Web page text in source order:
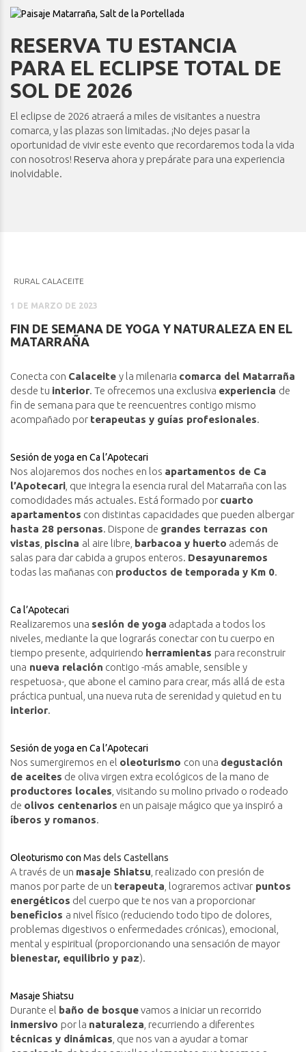
RESERVA TU ESTANCIA
PARA EL ECLIPSE TOTAL DE
SOL DE 2026
El eclipse de 2026 atraerá a miles de visitantes a nuestra
comarca, y las plazas son limitadas. ¡No dejes pasar la
oportunidad de vivir este evento que recordaremos toda la vida
con nosotros! Reserva ahora y prepárate para una experiencia
inolvidable.
RURAL CALACEITE
1 DE MARZO DE 2023
FIN DE SEMANA DE YOGA Y NATURALEZA EN EL
MATARRAÑA
Conecta con Calaceite y la milenaria comarca del Matarraña
desde tu interior. Te ofrecemos una exclusiva experiencia de
fin de semana para que te reencuentres contigo mismo
acompañado por terapeutas y guías profesionales.
Sesión de yoga en Ca l’Apotecari
Nos alojaremos dos noches en los apartamentos de Ca
l’Apotecari , que integra la esencia rural del Matarraña con las
comodidades más actuales. Está formado por cuarto
apartamentos con distintas capacidades que pueden albergar
hasta 28 personas. Dispone de grandes terrazas con
vistas piscina al aire libre, barbacoa y huerto además de
salas para dar cabida a grupos enteros. Desayunaremos
todas las mañanas con productos de temporada y Km 0.
Ca l’Apotecari
Realizaremos una sesión de yoga adaptada a todos los
niveles, mediante la que lograrás conectar con tu cuerpo en
tiempo presente, adquiriendo herramientas para reconstruir
una nueva relación contigo -más amable, sensible y
respetuosa-, que abone el camino para crear, más allá de esta
práctica puntual, una nueva ruta de serenidad y quietud en tu
interior.
Sesión de yoga en Ca l’Apotecari
Nos sumergiremos en el oleoturismo con una degustación
de aceites de oliva virgen extra ecológicos de la mano de
productores locales , visitando su molino privado o rodeado
de olivos centenarios en un paisaje mágico que ya inspiró a
íberos y romanos.
Oleoturismo con Mas dels Castellans
A través de un masaje Shiatsu , realizado con presión de
manos por parte de un terapeuta , lograremos activar puntos
energéticos del cuerpo que te nos van a proporcionar
beneficios a nivel físico (reduciendo todo tipo de dolores,
problemas digestivos o enfermedades crónicas), emocional,
mental y espiritual (proporcionando una sensación de mayor
bienestar, equilibrio y paz).
Masaje Shiatsu
Durante el baño de bosquevamos a iniciar un recorrido
inmersivo por la naturaleza , recurriendo a diferentes
técnicas y dinámicas , que nos van a ayudar a tomar